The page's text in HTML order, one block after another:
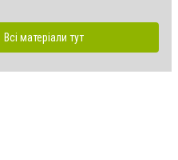
Всі матеріали тут